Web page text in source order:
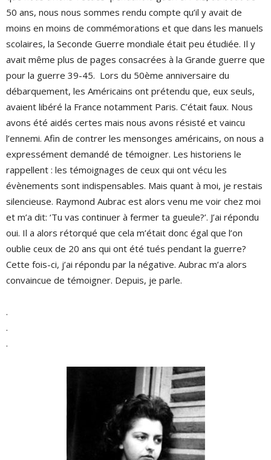
50 ans, nous nous sommes rendu compte qu’il y avait de
moins en moins de commémorations et que dans les manuels
scolaires, la Seconde Guerre mondiale était peu étudiée. Il y
avait même plus de pages consacrées à la Grande guerre que
pour la guerre 39-45. Lors du 50ème anniversaire du
débarquement, les Américains ont prétendu que, eux seuls,
avaient libéré la France notamment Paris. C’était faux. Nous
avons été aidés certes mais nous avons résisté et vaincu
l’ennemi. Afin de contrer les mensonges américains, on nous a
expressément demandé de témoigner. Les historiens le
rappellent : les témoignages de ceux qui ont vécu les
évènements sont indispensables. Mais quant à moi, je restais
silencieuse. Raymond Aubrac est alors venu me voir chez moi
et m’a dit: ‘Tu vas continuer à fermer ta gueule?’. J’ai répondu
oui. Il a alors rétorqué que cela m’était donc égal que l’on
oublie ceux de 20 ans qui ont été tués pendant la guerre?
Cette fois-ci, j’ai répondu par la négative. Aubrac m’a alors
convaincue de témoigner. Depuis, je parle.
.
.
.